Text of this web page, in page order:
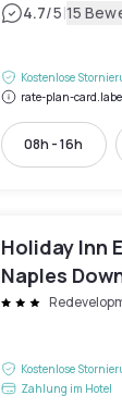
4.7/5|15
Kostenlose
rate-plan-
08h - 16h
Holiday Inn
Naples
Kostenlose
Zahlung im Hotel